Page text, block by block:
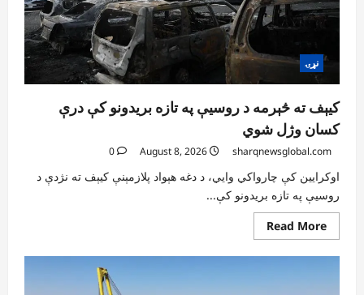
نړۍ
کیېف ته څېرمه د روسیې په تازه بریدونو کې درې
کسان وژل شوي
sharqnewsglobal.com
0
اوکرایین کې چارواکي وايي، د دغه هېواد پلازمېنې کیېف ته نژدې د
روسیې په تازه بریدونو کې...
Read More
more
کیېف